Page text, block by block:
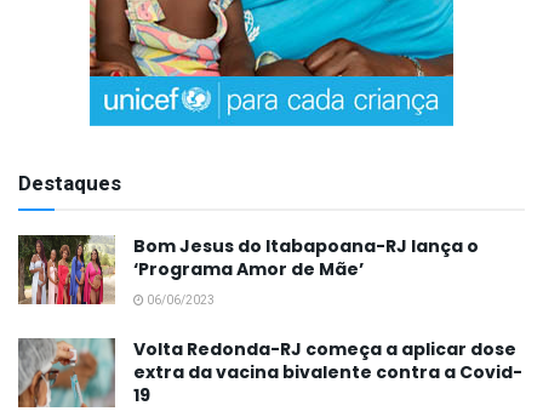
Destaques
Bom Jesus do Itabapoana-RJ lança o
‘Programa Amor de Mãe’
06/06/2023
Volta Redonda-RJ começa a aplicar dose
extra da vacina bivalente contra a Covid-
19